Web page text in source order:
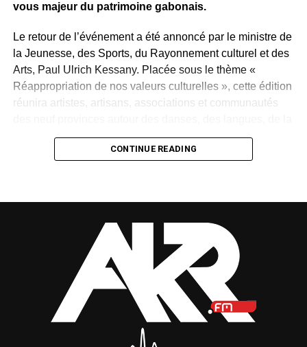
WhatsApp
Facebook
X Telegram
Email
>>
vous majeur du patrimoine gabonais.
Le retour de l’événement a été annoncé par le ministre de
la Jeunesse, des Sports, du Rayonnement culturel et des
Arts, Paul Ulrich Kessany. Placée sous le thème «
Réappropriation de nos valeurs culturelles », cette édition
réunira artistes, artisans, associations et communautés
gastronomie, des rites, des masques et des savoir-faire
n’avait plus été organisée depuis 2018. Son retour
apparaît donc comme une « réparation d’une mémoire »,
selon le ministre.
Mais cette renaissance sera-t-elle durable ? La Fête des
cultures redeviendra-t-elle un rendez-vous régulier ou
restera-t-elle une parenthèse exceptionnelle dans
CONTINUE READING